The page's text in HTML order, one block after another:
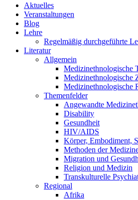
Aktuelles
Veranstaltungen
Blog
Lehre
Regelmäßig durchgeführte
Literatur
Allgemein
Medizinethnologische
Medizinethnologische
Medizinethnologische
Themenfelder
Angewandte
Disability
Gesundheit
HIV/AIDS
Körper, Embodiment,
Methoden der
Migration und
Religion und Medizin
Transkulturelle
Regional
Afrika